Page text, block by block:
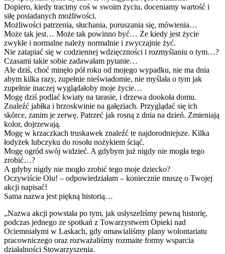
Dopiero, kiedy tracimy coś w swoim życiu, doceniamy wartość i
siłę posiadanych możliwości.
Możliwości patrzenia, słuchania, poruszania się, mówienia…
Może tak jest… Może tak powinno być… Że kiedy jest życie
zwykłe i normalne należy normalnie i zwyczajnie żyć.
Nie zatapiać się w codziennej wdzięczności i rozmyślaniu o tym…?
Czasami takie sobie zadawałam pytanie…
Ale dziś, choć minęło pół roku od mojego wypadku, nie ma dnia
abym kilka razy, zupełnie nieświadomie, nie myślała o tym jak
zupełnie inaczej wyglądałoby moje życie…
Mogę dziś podlać kwiaty na tarasie, i drzewa dookoła domu.
Znaleźć jabłka i brzoskwinie na gałęziach. Przyglądać się ich
skórce, zanim je zerwę. Patrzeć jak rosną z dnia na dzień. Zmieniają
kolor, dojrzewają.
Mogę w krzaczkach truskawek znaleźć te najdorodniejsze. Kilka
łodyżek lubczyku do rosołu nożykiem ściąć.
Mogę ogród swój widzieć. A gdybym już nigdy nie mogła tego
zrobić…?
A gdyby nigdy nie mogło zrobić tego moje dziecko?
Oczywiście Olu! – odpowiedziałam – koniecznie muszę o Twojej
akcji napisać!
Sama nazwa jest piękną historią…
„Nazwa akcji powstała po tym, jak usłyszeliśmy pewną historię,
podczas jednego ze spotkań z Towarzystwem Opieki nad
Ociemniałymi w Laskach, gdy omawialiśmy plany wolontariatu
pracowniczego oraz rozważaliśmy rozmaite formy wsparcia
działalności Stowarzyszenia.